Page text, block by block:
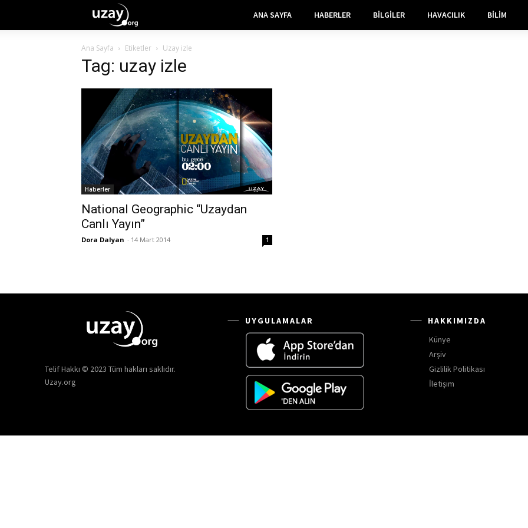
ANA SAYFA HABERLER BILGILER HAVACILIK BILIM
Ana Sayfa Etiketler Uzay izle
Tag: uzay izle
Haberler
National Geographic “Uzaydan
Canlı Yayın”
Dora Dalyan - 14 Mart 2014 1
Telif Hakkı © 2023 Tüm hakları saklıdır.
Uzay.org
UYGULAMALAR
HAKKIMIZDA
Künye
Arşiv
Gizlilik Politikası
İletişim